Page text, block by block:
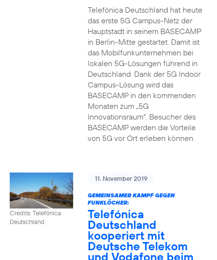
Telefónica Deutschland hat heute
das erste 5G Campus-Netz der
Hauptstadt in seinem BASECAMP
in Berlin-Mitte gestartet. Damit ist
das Mobilfunkunternehmen bei
lokalen 5G-Lösungen führend in
Deutschland. Dank der 5G Indoor
Campus-Lösung wird das
BASECAMP in den kommenden
Monaten zum „5G
Innovationsraum“. Besucher des
BASECAMP werden die Vorteile
von 5G vor Ort erleben können.
Credits: Telefónica
Deutschland
11. November 2019
GEMEINSAMER KAMPF GEGEN
FUNKLÖCHER:
Telefónica
Deutschland
kooperiert mit
Deutsche Telekom
und Vodafone beim